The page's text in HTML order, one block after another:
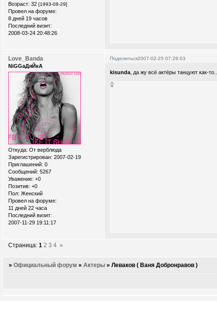
Возраст: 32 [1993-08-29]
Провел на форуме:
8 дней 19 часов
Последний визит:
2008-03-24 20:48:26
Поделиться2007-02-25 07:29:03
Love_Banda
NiGGaДяЙкА
Откуда: От верблюда
Зарегистрирован: 2007-02-19
Приглашений: 0
Сообщений: 5267
Уважение: +0
Позитив: +0
Пол: Женский
Провел на форуме:
11 дней 22 часа
Последний визит:
2007-11-29 19:11:17
kisunda , да жу всё актёры танцуют как-
0
Страница:1 2 3 4 »
»Официальный форум »Актеры »Леваков ( Ваня Добронравов )